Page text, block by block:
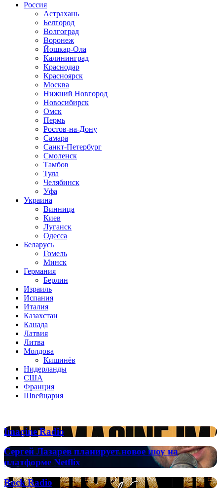
Россия
Астрахань
Белгород
Волгоград
Воронеж
Йошкар-Ола
Калининград
Краснодар
Красноярск
Москва
Нижний Новгород
Новосибирск
Омск
Пермь
Ростов-на-Дону
Самара
Санкт-Петербург
Смоленск
Тамбов
Тула
Челябинск
Уфа
Украина
Винница
Киев
Луганск
Одесса
Беларусь
Гомель
Минск
Германия
Берлин
Израиль
Испания
Италия
Казахстан
Канада
Латвия
Литва
Молдова
Кишинёв
Нидерланды
США
Франция
Швейцария
Imagine
Radio
Imagine Radio
Сергей
Лазарев
планирует
новое
шоу
Сергей Лазарев планирует новое шоу на
платформе Netflix
Rock
Rock Radio